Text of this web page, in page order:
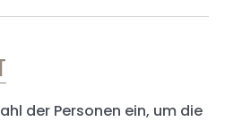
der Personen ein, um die